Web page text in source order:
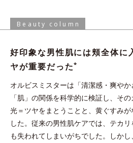
炭の約1.2倍の皮脂吸着能力があ
を吸着洗浄。
*1 皮脂吸着微粒子と炭を各2gとり、人工皮
測定する。N＝3, P<0.05, student t-test ＜ポ
*2 ケイ酸Ａｌ・Ｍｇ（洗浄成分）
*3 角層まで
すべなめらか肌に。
与える
Beauty column
好印象な男性肌には頬全体に
ヤが重要だった*
オルビスミスターは「清潔感・爽やか
「肌」の関係を科学的に検証し、そ
光＝ツヤをまとうことと、黄ぐすみ
した。従来の男性肌ケアでは、テカ
も失われてしまいがちでした。しかし